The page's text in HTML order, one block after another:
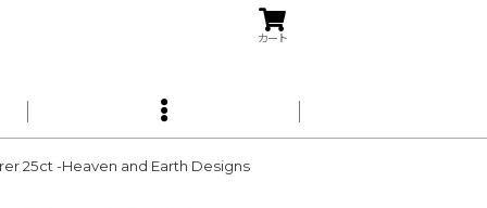
カート
25ct -Heaven and Earth Designs